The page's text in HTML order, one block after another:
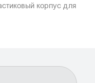
корпус для